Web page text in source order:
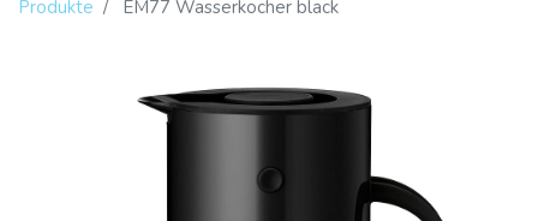
Produkte EM77 Wasserkocher black